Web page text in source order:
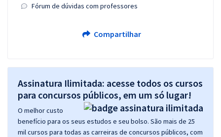
Fórum de dúvidas com professores
Compartilhar
Assinatura Ilimitada: acesse todos os cursos
para concursos públicos, em um só lugar!
O melhor custo
benefício para os seus estudos e seu bolso. São mais de 25
mil cursos para todas as carreiras de concursos públicos, com